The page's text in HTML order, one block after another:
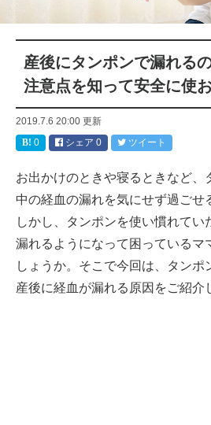
産後にタンポンで漏れる
注意点を知って安全に使
2019.7.6 20:00 更新
0
シェア 0 ツイート
お出かけのときや寝るときなど、
中の経血の漏れを気にせず過ごせ
しかし、タンポンを使い慣れてい
漏れるようになって困っているマ
しょうか。そこで今回は、タンポ
産後に経血が漏れる原因をご紹介